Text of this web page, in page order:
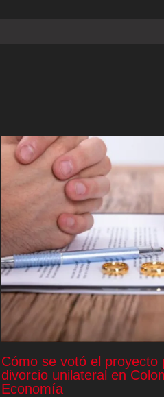
Cómo se votó el proyecto
divorcio unilateral en
Economía